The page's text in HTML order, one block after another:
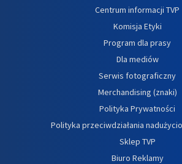
Centrum informacji TVP
Komisja Etyki
Program dla prasy
Dla mediów
Serwis fotograficzny
Merchandising (znaki)
Polityka Prywatności
Polityka przeciwdziałania
Sklep TVP
Biuro Reklamy